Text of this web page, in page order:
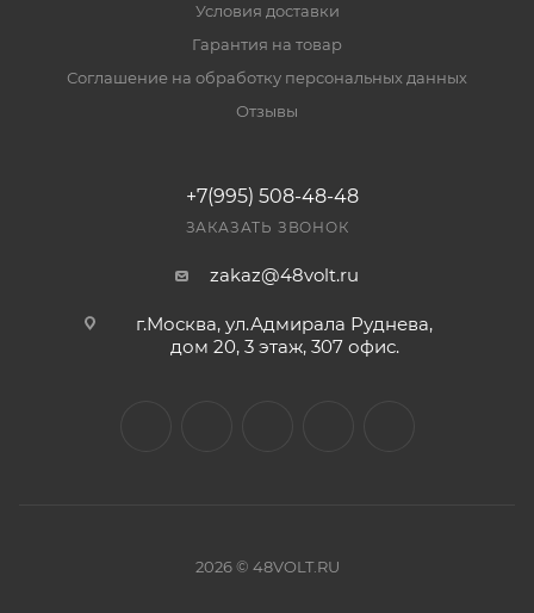
Условия доставки
Гарантия на товар
Соглашение на обработку персональных данных
Отзывы
+7(995) 508-48-48
ЗАКАЗАТЬ ЗВОНОК
zakaz@48volt.ru
г.Москва, ул.Адмирала Руднева,
дом 20, 3 этаж, 307 офис.
2026 © 48VOLT.RU